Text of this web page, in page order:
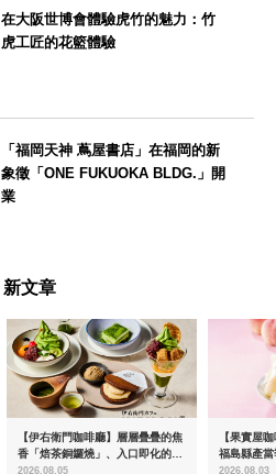
在大阪世博會體驗虎竹的魅力：竹
虎工匠的花籃體驗
「福岡天神 蔦屋書店」在福岡的新
象徵「ONE FUKUOKA BLDG.」開
業
新文章
【伊右衛門咖啡廳】層層疊疊的焦
香「焙茶銅鑼燒」、入口即化的
「宇治抹茶提拉米蘇」全新登場
2026.08.05
【果實屋
福島縣產
2026.08.03